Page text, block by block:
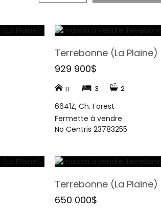
Terrebonne (La Plaine)
929 900$
11 3 2
6641Z, Ch. Forest
Fermette à vendre
No Centris 23783255
Terrebonne (La Plaine)
650 000$